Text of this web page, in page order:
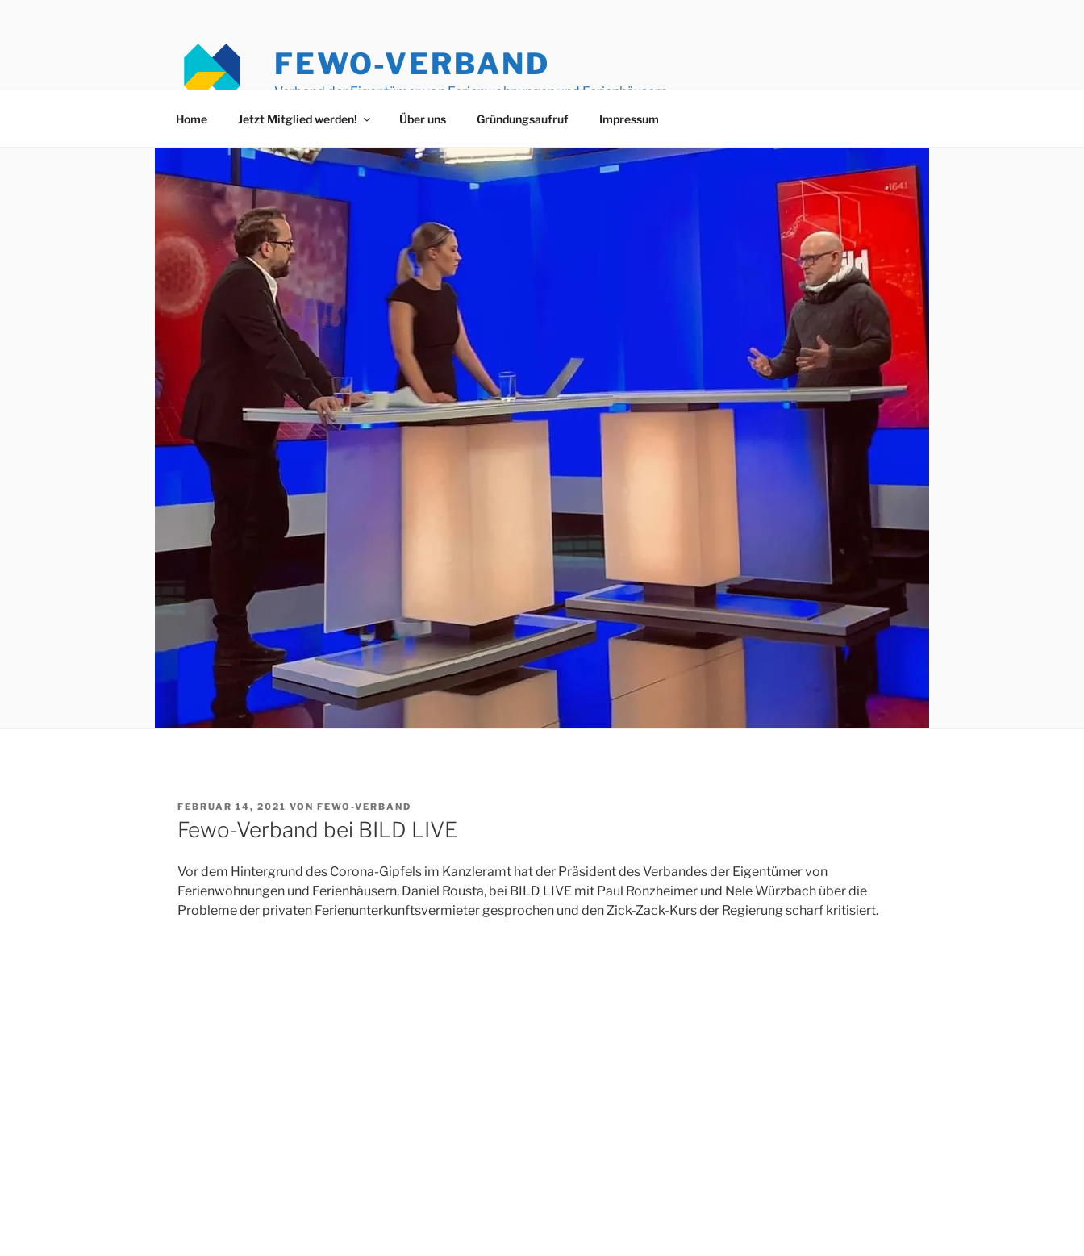
FEWO-VERBAND
Verband der Eigentümer von Ferienwohnungen und Ferienhäusern
Home Jetzt Mitglied werden! Über uns Gründungsaufruf Impressum
VERÖFFENTLICHT
AM
FEBRUAR 14, 2021 VON FEWO-VERBAND
Fewo-Verband bei BILD LIVE
Vor dem Hintergrund des Corona-Gipfels im Kanzleramt hat der Präsident des Verbandes der Eigentümer von
Ferienwohnungen und Ferienhäusern, Daniel Rousta, bei BILD LIVE mit Paul Ronzheimer und Nele Würzbach über die
Probleme der privaten Ferienunterkunftsvermieter gesprochen und den Zick-Zack-Kurs der Regierung scharf kritisiert.